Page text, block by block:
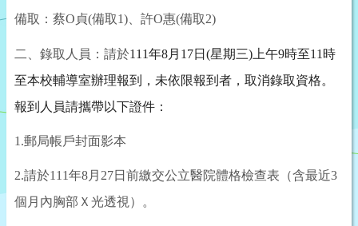
備取：蔡O貞(備取1)、許O惠(備取2)
二、錄取人員：請於111年8月 17日 (星期三) 上午9時至11 時
至本校輔導室辦理報到，未依限報到者，取消錄取資格。
報到人員請攜帶以下證件：
1.郵局帳戶封面影本
2.請於111年8月 27日前繳交公立醫院體格檢查表（含最近3
個月內胸部Ｘ光透視）。